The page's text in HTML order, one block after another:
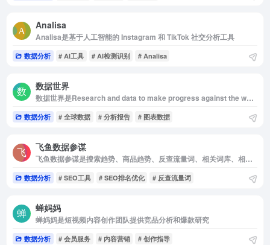
Analisa
Analisa是基于人工智能的 Instagram 和 TikTok 社交分析工具
数据分析 # AI工具 # AI检测识别 # Analisa
数据世界
数据世界是Research and data to make progress against the world’s largest p
数据分析 # 全球数据 # 分析报告 # 图表数据
飞鱼数据参谋
飞鱼数据参谋是搜索趋势、商品趋势、反查流量词、相关词库、相关商品组成
数据分析 # SEO工具 # SEO排名优化 # 反查流量词
蝉妈妈
蝉妈妈是短视频内容创作团队提供竞品分析和爆款研究
数据分析 # 会员服务 # 内容营销 # 创作指导